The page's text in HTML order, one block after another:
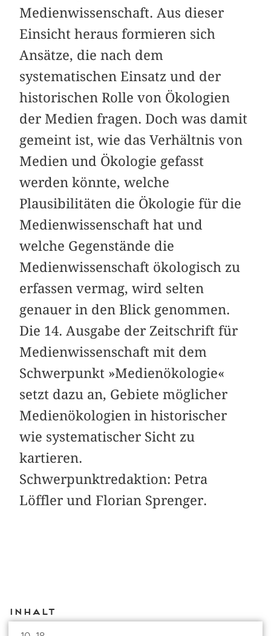
Medienwissenschaft. Aus dieser
Einsicht heraus formieren sich
Ansätze, die nach dem
systematischen Einsatz und der
historischen Rolle von Ökologien
der Medien fragen. Doch was damit
gemeint ist, wie das Verhältnis von
Medien und Ökologie gefasst
werden könnte, welche
Plausibilitäten die Ökologie für die
Medienwissenschaft hat und
welche Gegenstände die
Medienwissenschaft ökologisch zu
erfassen vermag, wird selten
genauer in den Blick genommen.
Die 14. Ausgabe der Zeitschrift für
Medienwissenschaft mit dem
Schwerpunkt »Medienökologie«
setzt dazu an, Gebiete möglicher
Medienökologien in historischer
wie systematischer Sicht zu
kartieren.
Schwerpunktredaktion: Petra
Löffler und Florian Sprenger.
Inhalt